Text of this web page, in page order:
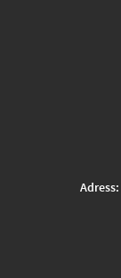
Adress: